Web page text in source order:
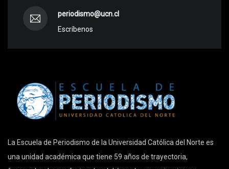
periodismo@ucn.cl
Escríbenos
La Escuela de Periodismo de la Universidad Católica del Norte es
una unidad académica que tiene 59 años de trayectoria,